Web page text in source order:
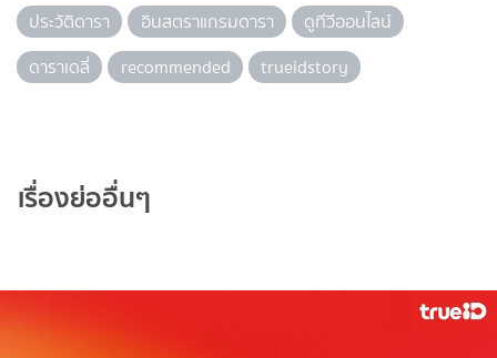
ประวัติดารา
อินสตราแกรมดารา
ดูทีวีออนไลน์
ดาราเดลี่
recommended trueidstory
เรื่องย่ออื่นๆ